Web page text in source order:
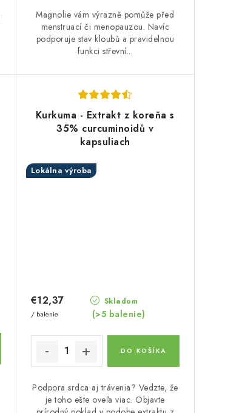
Magnolie vám výrazně pomůže před
menstruací či menopauzou. Navíc
podporuje stav kloubů a pravidelnou
funkci střevní...
Kurkuma - Extrakt z koreňa s
35% curcuminoidů v
kapsuliach
Lokálna výroba
Skladom
(>5 balenie)
€12,37
/ balenie
DO KOŠÍKA
Podpora srdca aj trávenia? Vedzte, že
je toho ešte oveľa viac. Objavte